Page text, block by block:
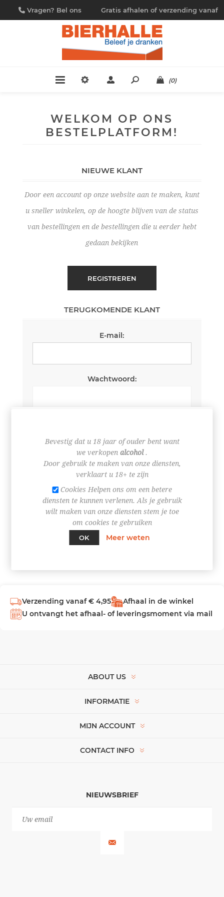
Vragen? Bel ons
09/230.88.44
Gratis afhalen of verzending vanaf
€ 4,95
(0)
WELKOM OP ONS
BESTELPLATFORM!
NIEUWE KLANT
Door een account op onze website aan te maken, kunt
u sneller winkelen, op de hoogte blijven van de status
van bestellingen en de bestellingen die u eerder hebt
gedaan bekijken
REGISTREREN
TERUGKOMENDE KLANT
E-mail:
Wachtwoord:
Wachtwoord vergeten?
INLOGGEN
Verzending vanaf € 4,95
Afhaal in de winkel
U ontvangt het afhaal- of leveringsmoment via mail
ABOUT US
INFORMATIE
MIJN ACCOUNT
CONTACT INFO
NIEUWSBRIEF
Bevestig dat u 18 jaar of ouder bent want
we verkopen alcohol.
Door gebruik te maken van onze diensten,
verklaart u 18+ te zijn
Cookies Helpen ons om een betere
diensten te kunnen verlenen. Als je gebruik
wilt maken van onze diensten stem je toe
om cookies te gebruiken
OK
Meer weten